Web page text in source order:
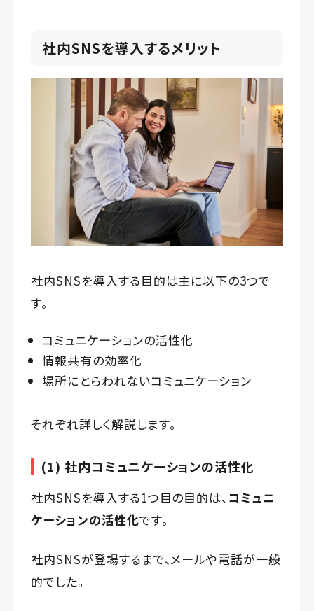
社内SNSを導入するメリット
社内SNSを導入する目的は主に以下の3つで
す。
コミュニケーションの活性化
情報共有の効率化
場所にとらわれないコミュニケーション
それぞれ詳しく解説します。
(1) 社内コミュニケーションの活性化
社内SNSを導入する1つ目の目的は、 コミュニ
ケーションの活性化です。
社内SNSが登場するまで、メールや電話が一般
的でした。